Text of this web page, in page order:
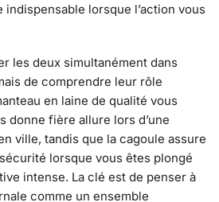
indispensable lorsque l’action vous
les deux simultanément dans
de comprendre leur rôle
en laine de qualité vous
donne fière allure lors d’une
ville, tandis que la cagoule assure
lorsque vous êtes plongé
intense. La clé est de penser à
comme un ensemble